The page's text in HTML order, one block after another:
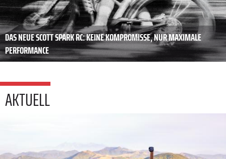
DAS NEUE SCOTT SPARK RC: KEINE KOMPROMISSE, NUR MAXIMALE
PERFORMANCE
AKTUELL